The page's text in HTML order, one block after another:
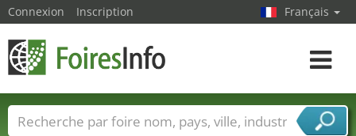
Connexion Inscription Français
Toggle